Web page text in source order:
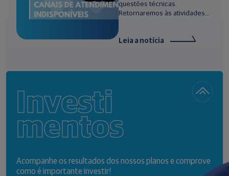
questões técnicas.
Retornaremos às atividades...
Leia a notícia
Investi
mentos
Acompanhe os resultados dos nossos planos e comprove
como é importante investir!